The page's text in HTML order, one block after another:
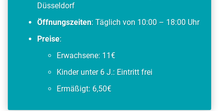
Düsseldorf
Öffnungszeiten: Täglich von 10:00 – 18:00 Uhr
Preise:
Erwachsene: 11€
Kinder unter 6 J.: Eintritt frei
Ermäßigt: 6,50€